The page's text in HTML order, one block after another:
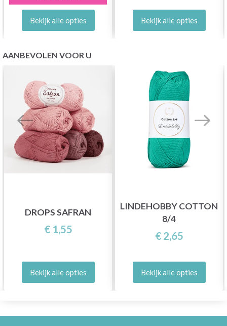
Bekijk alle opties Bekijk alle opties
AANBEVOLEN VOOR U
DROPS SAFRAN
€ 1,55
Bekijk alle opties
LINDEHOBBY COTTON
8/4
€ 2,65
Bekijk alle opties